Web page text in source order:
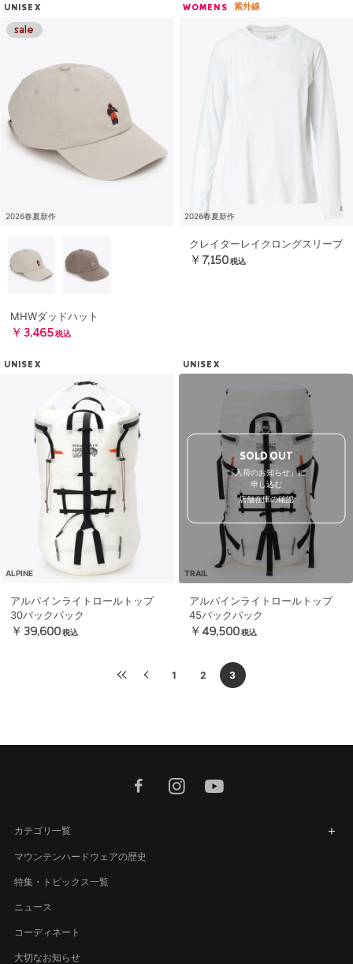
UNISEX
2026春夏新作
MHWダッドハット
￥3,465 税込
WOMENS 紫外線
2026春夏新作
クレイターレイクロングスリーブ
￥7,150 税込
UNISEX
ALPINE
アルパインライトロールトップ
30バックパック
￥39,600 税込
UNISEX
TRAIL
SOLD OUT
「入荷のお知らせ」に
申し込む
店舗在庫の確認
アルパインライトロールトップ
45バックパック
￥49,500 税込
1 2 3
facebookinstagram
カテゴリ一覧
マウンテンハードウェアの歴史
特集・トピックス一覧
ニュース
コーディネート
大切なお知らせ